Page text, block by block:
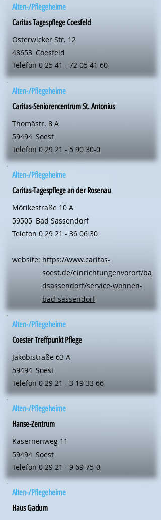
Alten-/Pflegeheime
Caritas Tagespflege Coesfeld
Osterwicker Str. 12
48653 Coesfeld
Telefon 0 25 41 - 72 05 41 60
Alten-/Pflegeheime
Caritas-Seniorencentrum St. Antonius
Thomästr. 8 A
59494 Soest
Telefon 0 29 21 - 5 90 30-0
Alten-/Pflegeheime
Caritas-Tagespflege an der Rosenau
Mörikestraße 10 A
59505 Bad Sassendorf
Telefon 0 29 21 - 36 06 30
website: https://www.caritas-
soest.de/einrichtungenvorort/ba
dsassendorf/service-wohnen-
bad-sassendorf
Alten-/Pflegeheime
Coester Treffpunkt Pflege
Jakobistraße 63 A
59494 Soest
Telefon 0 29 21 - 3 19 33 66
Alten-/Pflegeheime
Hanse-Zentrum
Kasernenweg 11
59494 Soest
Telefon 0 29 21 - 9 69 75-0
Alten-/Pflegeheime
Haus Gadum